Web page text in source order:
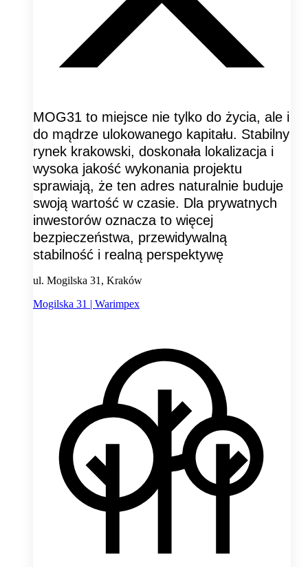
MOG31 to miejsce nie tylko do życia, ale i
do mądrze ulokowanego kapitału. Stabilny
rynek krakowski, doskonała lokalizacja i
wysoka jakość wykonania projektu
sprawiają, że ten adres naturalnie buduje
swoją wartość w czasie. Dla prywatnych
inwestorów oznacza to więcej
bezpieczeństwa, przewidywalną
stabilność i realną perspektywę
ul. Mogilska 31, Kraków
Mogilska 31 | Warimpex